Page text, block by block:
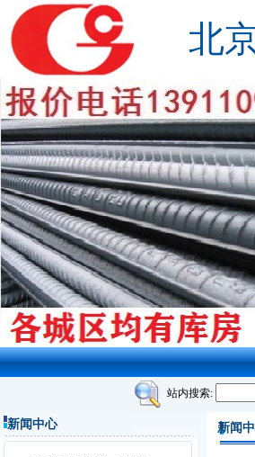
北
站内搜索:
新闻中心 新闻